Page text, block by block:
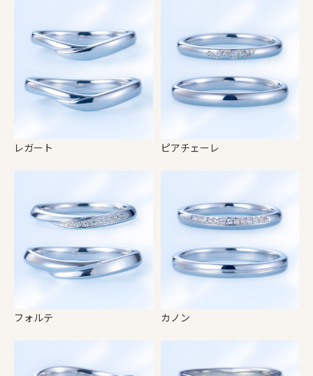
レガート ピアチェーレ
フォルテ カノン